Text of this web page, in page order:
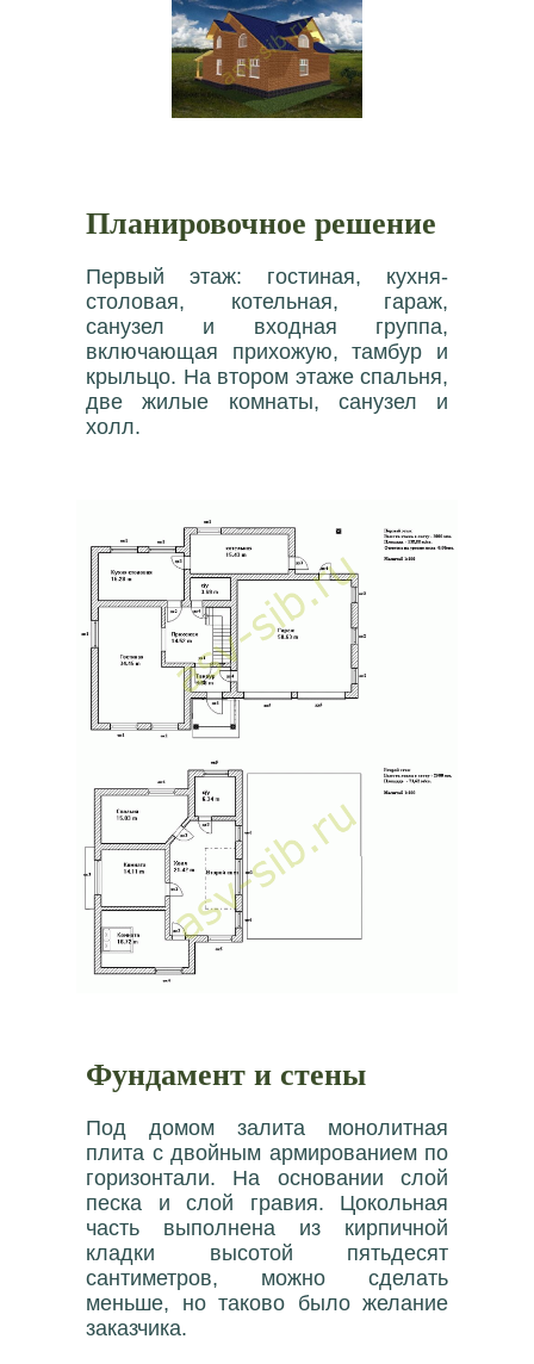
Планировочное решение
Первый этаж: гостиная, кухня-
столовая, котельная, гараж,
санузел и входная группа,
включающая прихожую, тамбур и
крыльцо. На втором этаже спальня,
две жилые комнаты, санузел и
холл.
Фундамент и стены
Под домом залита монолитная
плита с двойным армированием по
горизонтали. На основании слой
песка и слой гравия. Цокольная
часть выполнена из кирпичной
кладки высотой пятьдесят
сантиметров, можно сделать
меньше, но таково было желание
заказчика.